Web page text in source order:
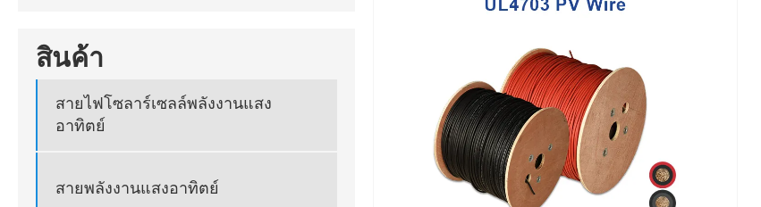
สินค้า
สายไฟโซลาร์เซลล์พลังงานแสง
อาทิตย์
สายพลังงานแสงอาทิตย์